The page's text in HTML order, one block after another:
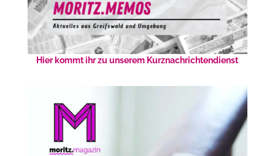
Hier kommt ihr zu unserem Kurznachrichtendienst